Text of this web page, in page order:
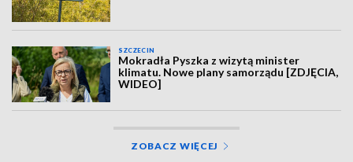
SZCZECIN
Mokradła Pyszka z wizytą minister
klimatu. Nowe plany samorządu [ZDJĘCIA,
WIDEO]
ZOBACZ WIĘCEJ